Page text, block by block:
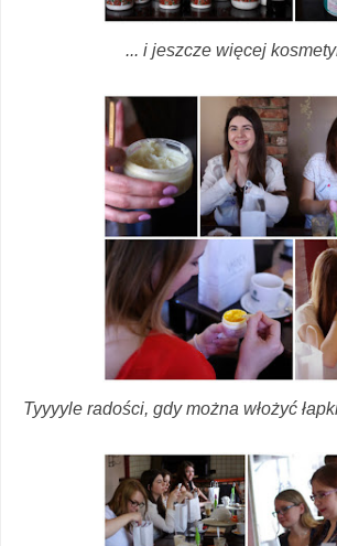
... i jeszcze więcej
Tyyyyle radości, gdy można włożyć